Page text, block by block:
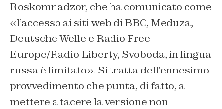
Roskomnadzor, che ha comunicato come
«l’accesso ai siti web di BBC, Meduza,
Deutsche Welle e Radio Free
Europe/Radio Liberty, Svoboda, in lingua
russa è limitato». Si tratta dell’ennesimo
provvedimento che punta, di fatto, a
mettere a tacere la versione non